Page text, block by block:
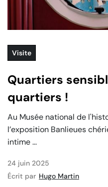
Visite
Quartiers
quartiers !
Au Musée national de
l’exposition Banlieues
intime ...
24 juin 2025
Écrit par Hugo Martin